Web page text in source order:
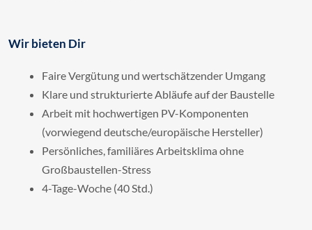
Wir bieten Dir
Faire Vergütung und wertschätzender Umgang
Klare und strukturierte Abläufe auf der Baustelle
Arbeit mit hochwertigen PV-Komponenten
(vorwiegend deutsche/europäische Hersteller)
Persönliches, familiäres Arbeitsklima ohne
Großbaustellen-Stress
4-Tage-Woche (40 Std.)